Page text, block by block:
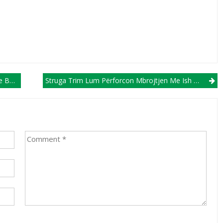
Struga Trim Lum Përforcon Mbrojtjen Me Ish Futbollistin E FC Shkupit